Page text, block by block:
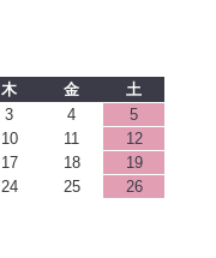
木 金
土
3 4
5
10 11
12
17 18
19
24 25
26